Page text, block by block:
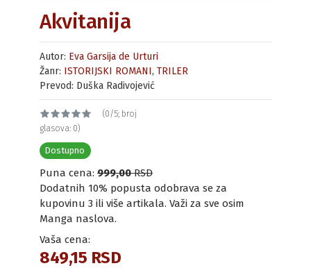
Akvitanija
Autor: Eva Garsija de Urturi
Žanr: ISTORIJSKI ROMANI, TRILER
Prevod: Duška Radivojević
(0/5; broj
glasova: 0)
Dostupno
Puna cena: 999,00RSD
Dodatnih 10% popusta odobrava se za
kupovinu 3 ili više artikala. Važi za sve osim
Manga naslova.
Vaša cena:
849,15 RSD